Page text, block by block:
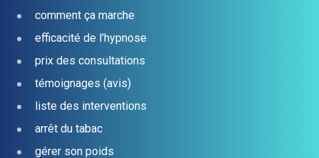
comment ça marche
efficacité de l'hypnose
prix des consultations
témoignages (avis)
liste des interventions
arrêt du tabac
gérer son poids